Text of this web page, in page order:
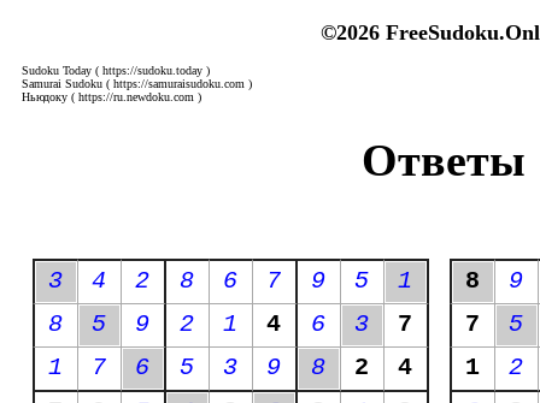
©2026
Sudoku Today ( https://sudoku.today )
Samurai Sudoku ( https://samuraisudoku.com )
Ньюдоку ( https://ru.newdoku.com )
Ответы